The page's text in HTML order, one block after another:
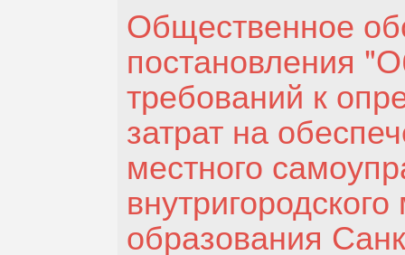
Общественное
постановления
требований к
затрат на
местного
образования